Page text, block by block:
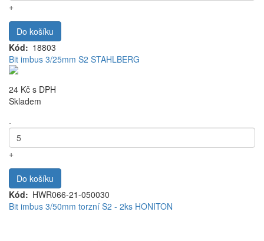
+
Do košíku
Kód
18803
Bit imbus 3/25mm S2 STAHLBERG
24 Kč s DPH
Skladem
-
+
Do košíku
Kód
HWR066-21-050030
Bit imbus 3/50mm torzní S2 - 2ks HONITON